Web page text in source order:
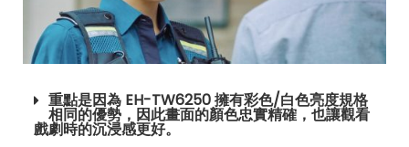
重點是因為 EH-TW6250 擁有彩色/白色亮度規格
相同的優勢，因此畫面的顏色忠實精確，也讓觀看
戲劇時的沉浸感更好。